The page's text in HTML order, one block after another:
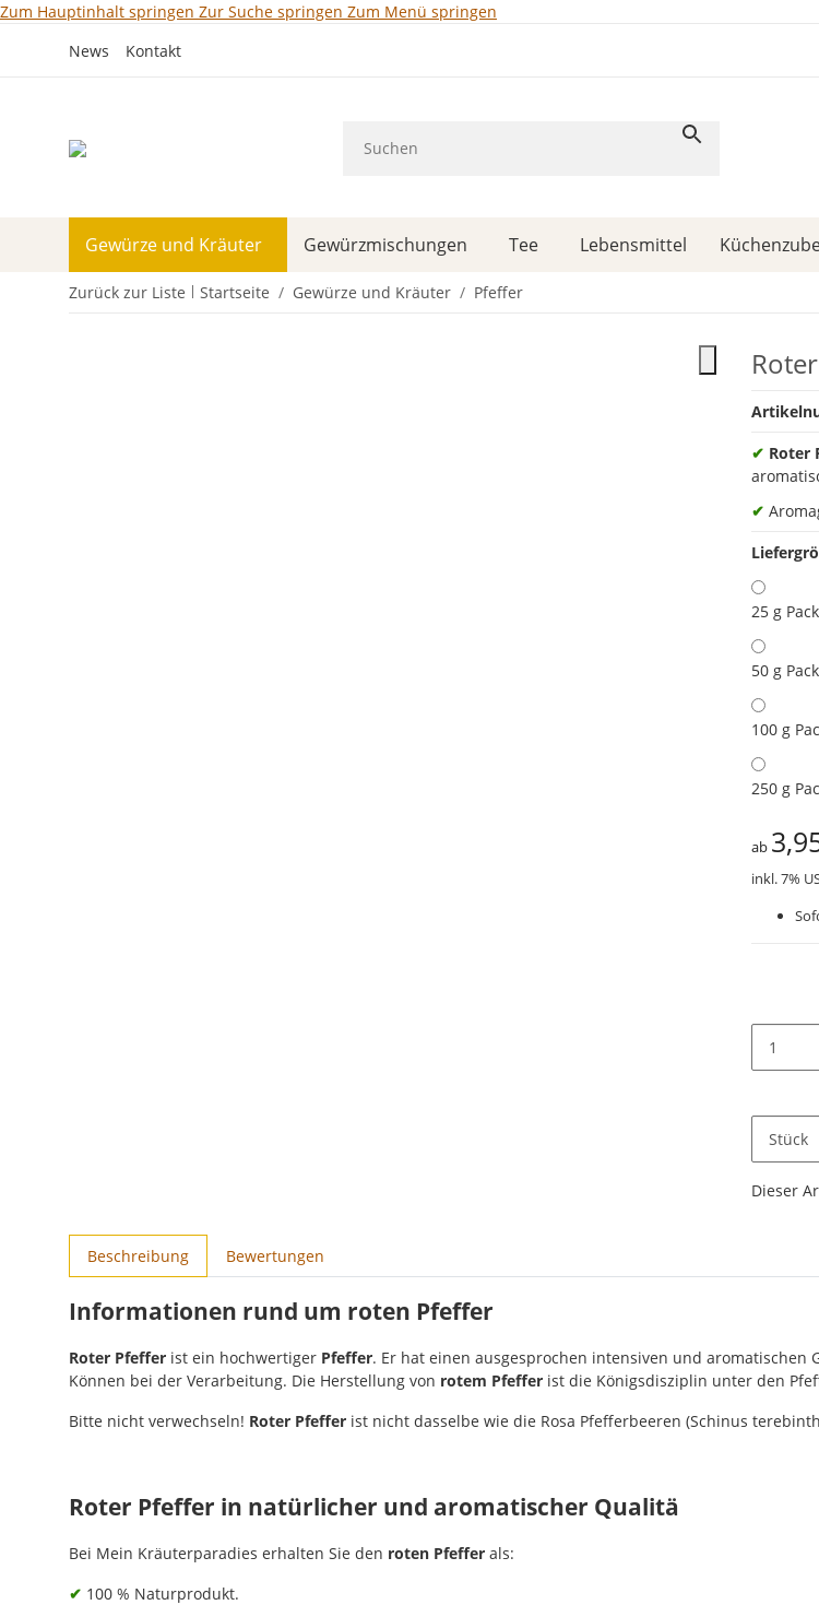
Zum Hauptinhalt springen Zur Suche springen Zum Menü springen
News
Kontakt
Gewürze und Kräuter Gewürzmischungen Tee Lebensmittel
Zurück zur Liste Startseite Gewürze und Kräuter Pfeffer
✔ Roter
✔
25 g
50 g
100 g
250 g
ab
inkl. 7%
Stück
x
Dieser
Beschreibung Bewertungen
Informationen rund um roten Pfeffer
Roter Pfeffer ist ein hochwertiger Pfeffer. Er hat einen ausgesprochen intensiven und
Können bei der Verarbeitung. Die Herstellung von rotem Pfeffer ist die Königsdisziplin unter den
Bitte nicht verwechseln! Roter Pfeffer ist nicht dasselbe wie die Rosa Pfefferbeeren (Schinus
Roter Pfeffer in natürlicher und aromatischer Qualitä
Bei Mein Kräuterparadies erhalten Sie den roten Pfeffer als:
✔ 100 % Naturprodukt.